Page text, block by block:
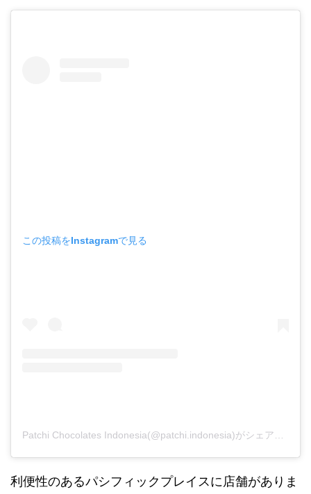
この投稿をInstagramで見る
利便性のあるパシフィックプレイスに店舗がありま